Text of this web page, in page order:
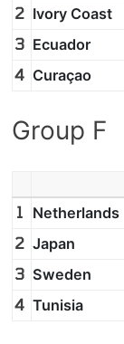
2 Ivory Coast
3 Ecuador
4 Curaçao
Group F
1 Netherlands
2 Japan
3 Sweden
4 Tunisia